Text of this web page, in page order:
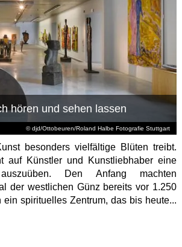
© djd/Ottobeuren/Roland Halbe Fotografie Stuttgart
hören und sehen lassen
besonders vielfältige Blüten treibt.
auf Künstler und Kunstliebhaber eine
Den Anfang machten
der westlichen Günz bereits vor 1.250
spirituelles Zentrum, das bis heute...